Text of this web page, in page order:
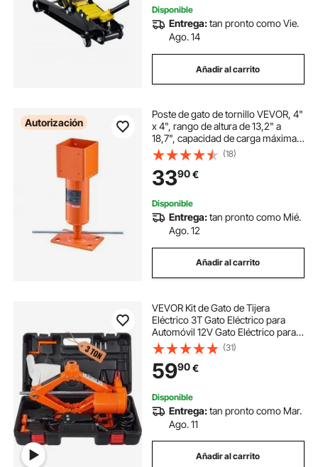
Disponible
Entrega:tan pronto como Vie.
Ago. 14
Añadir al carrito
Autorización
Poste de gato de tornillo VEVOR, 4"
x 4", rango de altura de 13,2" a
18,7", capacidad de carga máxima
de 24700 lb, gato de tierra
ajustable, poste de gato de casa
temporal para nivelar el hogar,
levantar el piso, el sótano, el
espacio de acceso, la viga de tierra
(18)
3390€
Disponible
Entrega:tan pronto como Mié.
Ago. 12
Añadir al carrito
VEVOR Kit de Gato de Tijera
Eléctrico 3T Gato Eléctrico para
Automóvil 12V Gato Eléctrico para
Coche Kit de reparación de Coche
con Cable de Alimentación de 3,5m
para Sedanes SUV o Cualquier
Vehículo
(31)
5990€
Disponible
Entrega:tan pronto como Mar.
Ago. 11
Añadir al carrito